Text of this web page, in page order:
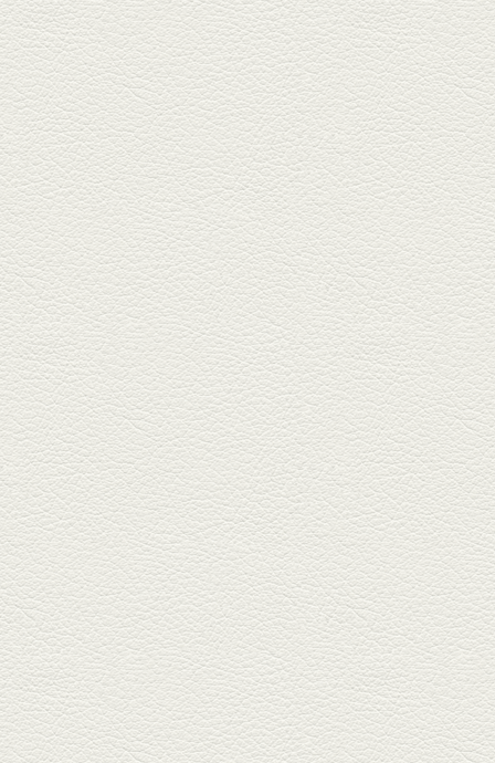
2026年1月30日放送
焼き餃子＆海老チリ
栄通りの路地奥、隠れ家的な店
『富富飯店 新市街酒家』へ。２
階に...
2026年1月9日放送
酢だこ＆焼ぎょうざ
健軍で人吉の有名店のぎょうざ
を！『松龍軒健軍店』で、味わ
いの刻...
2025年12月19日放送
おばんざい三種盛＆麻婆
豆腐
東区月出『中華酒場アガレヤ』
は、スパイスが効いた一味違う
中華が...
2025年11月28日放送
ごま鯛＆牛すじ大根
名店揃いの並木坂ドルハウスビ
ルに今年生まれた新たな名店、
『家庭...
2025年11月7日放送
贅沢馬刺し盛合せ＆極上
馬肉しゃぶしゃぶ
籠町通り『熊本郷土料理 酒ト肴
もなか』で熊本県産の馬肉料理
を！...
2025年10月17日放送